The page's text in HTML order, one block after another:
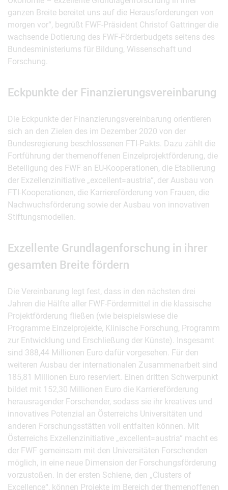
ganzen Breite bereitet uns auf die Herausforderungen von
morgen vor“, begrüßt FWF-Präsident Christof Gattringer die
wachsende Dotierung des FWF-Förderbudgets seitens des
Bundesministeriums für Bildung, Wissenschaft und
Forschung.
Eckpunkte der Finanzierungsvereinbarung
Die Eckpunkte der Finanzierungsvereinbarung orientieren
sich an den Zielen des im Dezember 2020 von der
Bundesregierung beschlossenen FTI-Pakts. Dazu zählt die
Fortführung der themenoffenen Einzelprojektförderung, die
Beteiligung des FWF an EU-Kooperationen, die Etablierung
der Exzellenzinitiative „excellent=austria“, der Ausbau von
FTI-Kooperationen, die Karriereförderung von Frauen, die
Nachwuchsförderung sowie der Ausbau von innovativen
Stiftungsmodellen.
Exzellente Grundlagenforschung in ihrer
gesamten Breite fördern
Die Vereinbarung legt fest, dass in den nächsten drei
Jahren die Hälfte aller FWF-Fördermittel in die klassische
Projektförderung fließen (wie beispielswiese die
Programme Einzelprojekte, Klinische Forschung, Programm
zur Entwicklung und Erschließung der Künste). Insgesamt
sind 388,44 Millionen Euro dafür vorgesehen. Für den
weiteren Ausbau der internationalen Zusammenarbeit sind
185,81 Millionen Euro reserviert. Einen dritten Schwerpunkt
bildet mit 152,30 Millionen Euro die Karriereförderung
herausragender Forschender, sodass sie ihr kreatives und
innovatives Potenzial an Österreichs Universitäten und
anderen Forschungsstätten voll entfalten können. Mit
Österreichs Exzellenzinitiative „excellent=austria“ macht es
der FWF gemeinsam mit den Universitäten Forschenden
möglich, in eine neue Dimension der Forschungsförderung
vorzustoßen. In der ersten Schiene, den „Clusters of
Excellence“, können Projekte im Bereich der themenoffenen